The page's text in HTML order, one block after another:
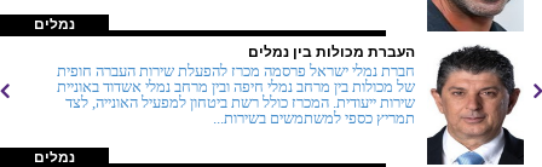
נמלים
נמלים
העברת מכולות בין נמלים
חברת נמלי ישראל פרסמה מכרז להפעלת שירות העברה חופית
של מכולות בין מרחב נמלי חיפה ובין מרחב נמלי אשדוד באוניית
שירות ייעודית. המכרז כולל רשת ביטחון למפעיל האונייה, לצד
תמריץ כספי למשתמשים בשירות...